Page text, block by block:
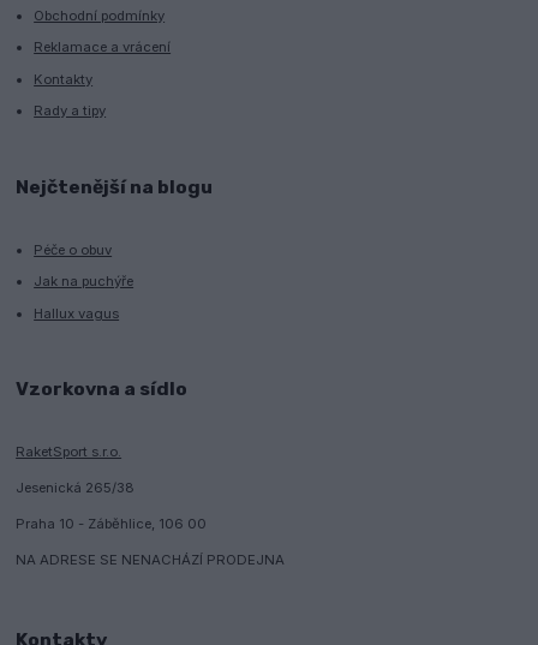
Obchodní podmínky
Reklamace a vrácení
Kontakty
Rady a tipy
Nejčtenější na blogu
Péče o obuv
Jak na puchýře
Hallux vagus
Vzorkovna a sídlo
RaketSport s.r.o.
Jesenická 265/38
Praha 10 - Záběhlice, 106 00
NA ADRESE SE NENACHÁZÍ PRODEJNA
Kontakty